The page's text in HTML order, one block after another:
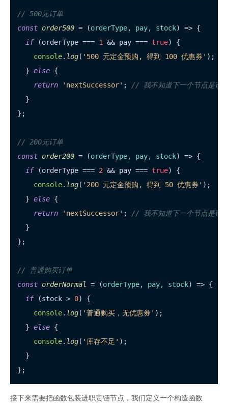
// 500元订单
const order500 = (orderType, pay, stock) => {
if (orderType === 1 && pay === true) {
console. log( '500 元定金预购, 得到 100 优惠券' );
  }
else {
return
'nextSuccessor' ;
// 我不知道下一个节点是谁
  }
};
// 200元订单
const order200 = (orderType, pay, stock) => {
if (orderType === 2 && pay === true) {
console. log( '200 元定金预购, 得到 50 优惠券' );
  }
else {
return
'nextSuccessor' ;
// 我不知道下一个节点是谁
  }
};
// 普通购买订单
const orderNormal = (orderType, pay, stock) => {
if (stock > 0) {
console. log( '普通购买，无优惠券' );
  }
else {
console. log( '库存不足' );
  }
接下来需要把函数包装进职责链节点，我们定义一个构造函数